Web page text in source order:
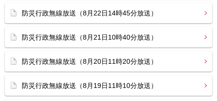
防災行政無線放送（8月22日14時45分放送）
防災行政無線放送（8月21日10時40分放送）
防災行政無線放送（8月20日11時20分放送）
防災行政無線放送（8月19日11時10分放送）